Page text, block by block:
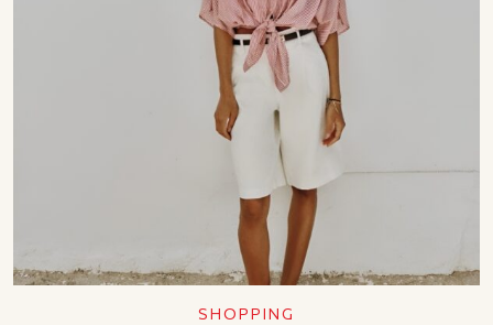
SHOPPING